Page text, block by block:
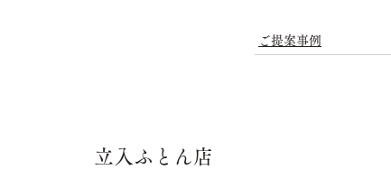
ご提案事例
立入ふとん店